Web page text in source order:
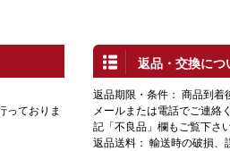
っておりま
返品・交換につ
返品期限・条件： 商品到着
メールまたは電話でご連絡
記「不良品」欄もご覧下さい
返品送料： 輸送時の破損、